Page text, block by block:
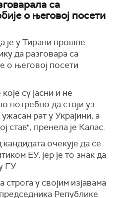
са
о његовој посети
је у Тирани прошле
да разговара са
о његовој посети
су јасни и не
потребно да стоји уз
рат у Украјини, а
став", пренела је Калас.
очекује да се
ЕУ, јер је то знак да
ЕУ.
у својим изјавама
Републике